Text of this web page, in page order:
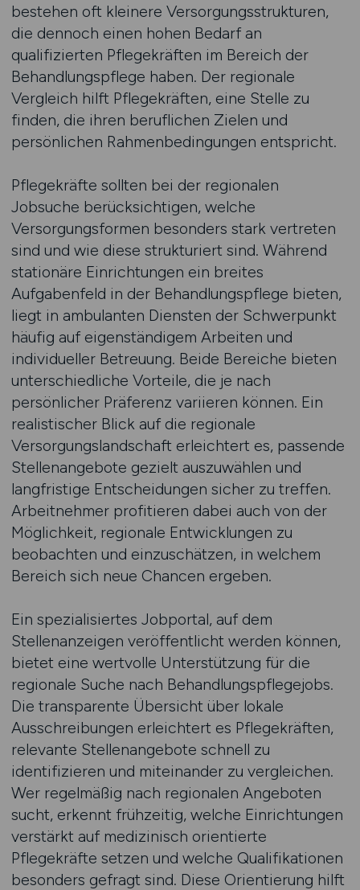
bestehen oft kleinere Versorgungsstrukturen,
die dennoch einen hohen Bedarf an
qualifizierten Pflegekräften im Bereich der
Behandlungspflege haben. Der regionale
Vergleich hilft Pflegekräften, eine Stelle zu
finden, die ihren beruflichen Zielen und
persönlichen Rahmenbedingungen entspricht.
Pflegekräfte sollten bei der regionalen
Jobsuche berücksichtigen, welche
Versorgungsformen besonders stark vertreten
sind und wie diese strukturiert sind. Während
stationäre Einrichtungen ein breites
Aufgabenfeld in der Behandlungspflege bieten,
liegt in ambulanten Diensten der Schwerpunkt
häufig auf eigenständigem Arbeiten und
individueller Betreuung. Beide Bereiche bieten
unterschiedliche Vorteile, die je nach
persönlicher Präferenz variieren können. Ein
realistischer Blick auf die regionale
Versorgungslandschaft erleichtert es, passende
Stellenangebote gezielt auszuwählen und
langfristige Entscheidungen sicher zu treffen.
Arbeitnehmer profitieren dabei auch von der
Möglichkeit, regionale Entwicklungen zu
beobachten und einzuschätzen, in welchem
Bereich sich neue Chancen ergeben.
Ein spezialisiertes Jobportal, auf dem
Stellenanzeigen veröffentlicht werden können,
bietet eine wertvolle Unterstützung für die
regionale Suche nach Behandlungspflegejobs.
Die transparente Übersicht über lokale
Ausschreibungen erleichtert es Pflegekräften,
relevante Stellenangebote schnell zu
identifizieren und miteinander zu vergleichen.
Wer regelmäßig nach regionalen Angeboten
sucht, erkennt frühzeitig, welche Einrichtungen
verstärkt auf medizinisch orientierte
Pflegekräfte setzen und welche Qualifikationen
besonders gefragt sind. Diese Orientierung hilft